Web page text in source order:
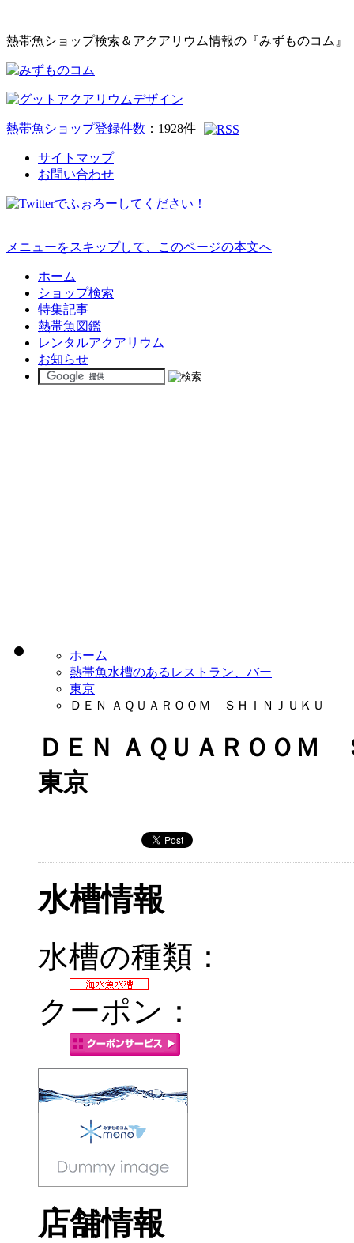
熱帯魚ショップ検索＆アクアリウム情報の『みずものコム』
熱帯魚ショップ登録件数 ： 1928件
サイトマップ
お問い合わせ
メニューをスキップして、このページの本文へ
ホーム
ショップ検索
特集記事
熱帯魚図鑑
レンタルアクアリウム
お知らせ
ホーム
熱帯魚水槽のあるレストラン、バー
東京
ＤＥＮ ＡＱＵＡＲＯＯＭ ＳＨＩＮＪＵＫＵ
ＤＥＮ ＡＱＵＡＲＯＯＭ
東京
水槽情報
水槽の種類：
クーポン：
店舗情報